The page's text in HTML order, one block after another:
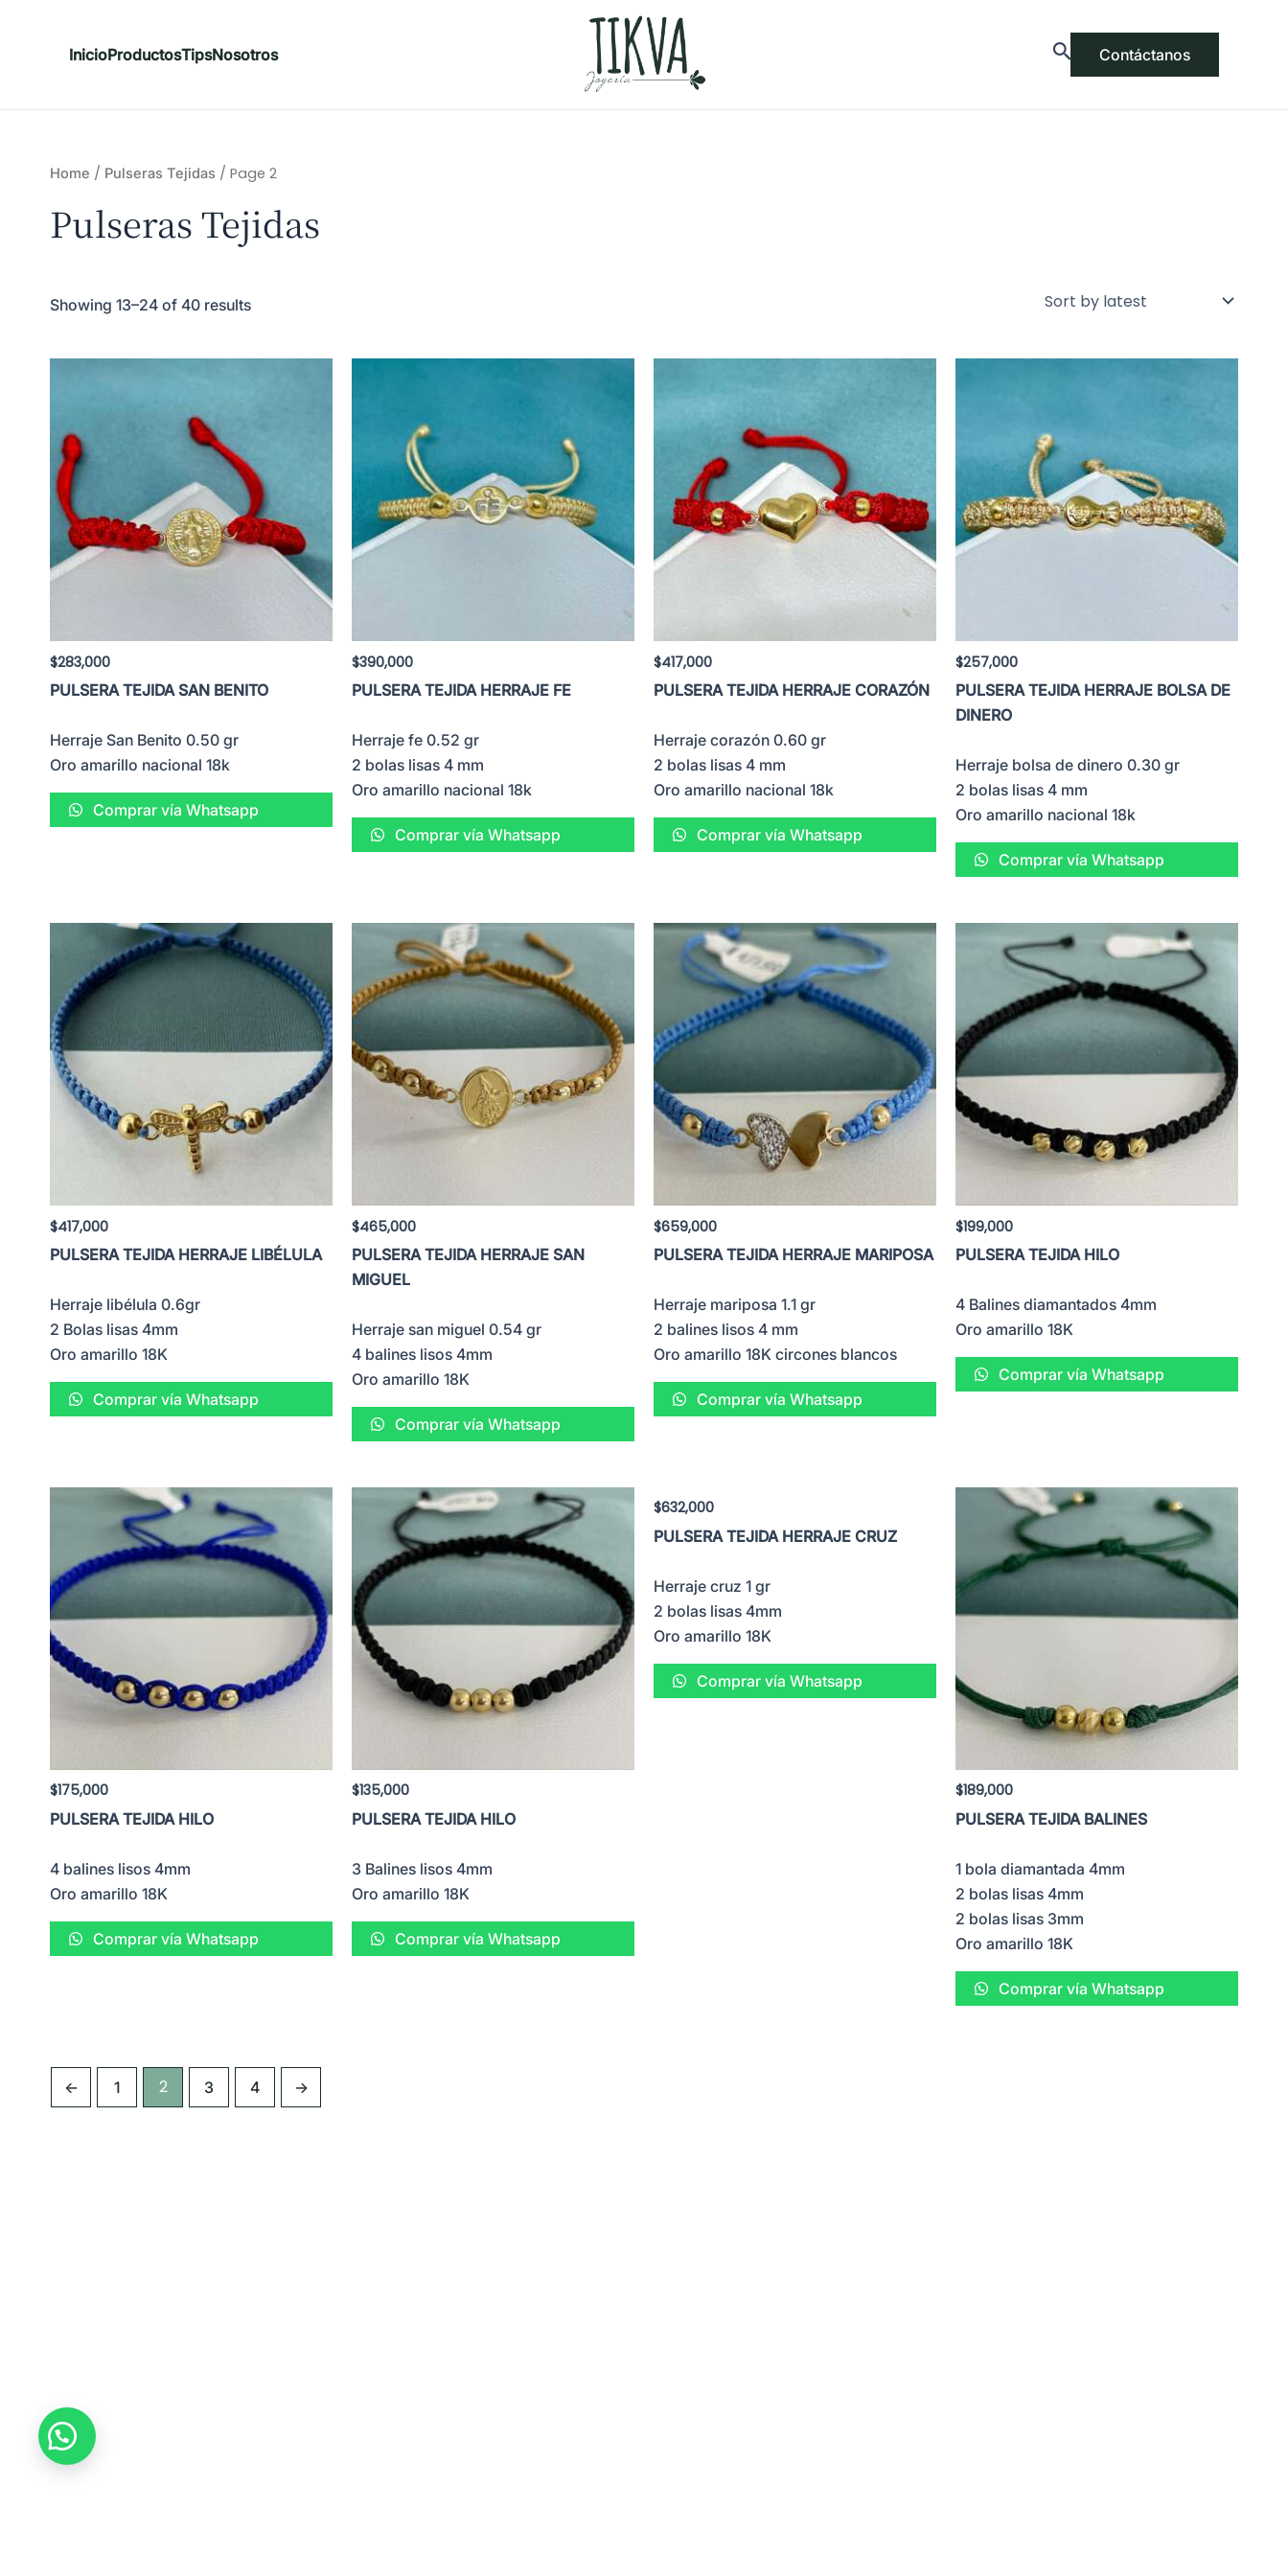
InicioProductosTipsNosotros Contáctanos
Home / Pulseras Tejidas / Page 2
Pulseras Tejidas
Showing 13–24 of 40 results
$283,000
PULSERA TEJIDA SAN BENITO
Herraje San Benito 0.50 gr
Oro amarillo nacional 18k
Comprar vía Whatsapp
$390,000
PULSERA TEJIDA HERRAJE FE
Herraje fe 0.52 gr
2 bolas lisas 4 mm
Oro amarillo nacional 18k
Comprar vía Whatsapp
$417,000
PULSERA TEJIDA HERRAJE CORAZÓN
Herraje corazón 0.60 gr
2 bolas lisas 4 mm
Oro amarillo nacional 18k
Comprar vía Whatsapp
$257,000
PULSERA TEJIDA HERRAJE BOLSA DE
DINERO
Herraje bolsa de dinero 0.30 gr
2 bolas lisas 4 mm
Oro amarillo nacional 18k
Comprar vía Whatsapp
$417,000
PULSERA TEJIDA HERRAJE LIBÉLULA
Herraje libélula 0.6gr
2 Bolas lisas 4mm
Oro amarillo 18K
Comprar vía Whatsapp
$465,000
PULSERA TEJIDA HERRAJE SAN
MIGUEL
Herraje san miguel 0.54 gr
4 balines lisos 4mm
Oro amarillo 18K
Comprar vía Whatsapp
$659,000
PULSERA TEJIDA HERRAJE MARIPOSA
Herraje mariposa 1.1 gr
2 balines lisos 4 mm
Oro amarillo 18K circones blancos
Comprar vía Whatsapp
$199,000
PULSERA TEJIDA HILO
4 Balines diamantados 4mm
Oro amarillo 18K
Comprar vía Whatsapp
$175,000
PULSERA TEJIDA HILO
4 balines lisos 4mm
Oro amarillo 18K
Comprar vía Whatsapp
$135,000
PULSERA TEJIDA HILO
3 Balines lisos 4mm
Oro amarillo 18K
Comprar vía Whatsapp
$632,000
PULSERA TEJIDA HERRAJE CRUZ
Herraje cruz 1 gr
2 bolas lisas 4mm
Oro amarillo 18K
Comprar vía Whatsapp
$189,000
PULSERA TEJIDA BALINES
1 bola diamantada 4mm
2 bolas lisas 4mm
2 bolas lisas 3mm
Oro amarillo 18K
Comprar vía Whatsapp
← 1 2 3 4 →